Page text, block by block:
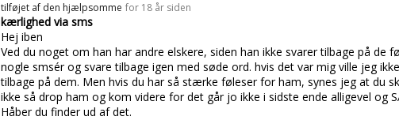
tilføjet af den hjælpsomme for 18 år siden
kærlighed via sms
Hej iben
Ved du noget om han har andre elskere, siden han ikke svarer tilbage på de
nogle smsér og svare tilbage igen med søde ord. hvis det var mig ville jeg
tilbage på dem. Men hvis du har så stærke føleser for ham, synes jeg at du
ikke så drop ham og kom videre for det går jo ikke i sidste ende alligevel og
Håber du finder ud af det.